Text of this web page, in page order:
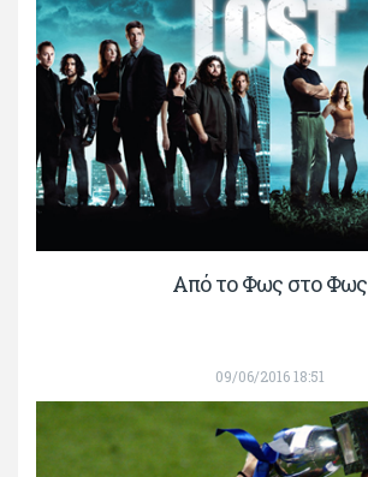
Από το Φως στο Φως
09/06/2016 18:51